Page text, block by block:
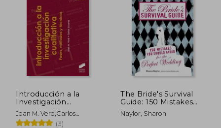
Introducción a la
Investigación
Cualitativa
Joan M. Verd,Carlos
Lozares
(3)
The Bride's Survival
Guide: 150 Mistakes
You Should Avoid for
the Perfect Wedding
Naylor, Sharon